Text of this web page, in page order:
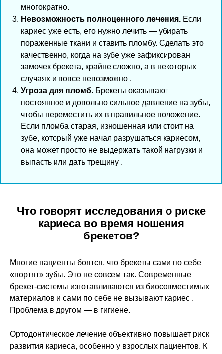
многократно.
Невозможность полноценного лечения. Если
кариес уже есть, его нужно лечить — убирать
пораженные ткани и ставить пломбу. Сделать это
качественно, когда на зубе уже зафиксирован
замочек брекета, крайне сложно, а в некоторых
случаях и вовсе невозможно .
Угроза для пломб. Брекеты оказывают
постоянное и довольно сильное давление на зубы,
чтобы переместить их в правильное положение.
Если пломба старая, изношенная или стоит на
зубе, который уже начал разрушаться кариесом,
она может просто не выдержать такой нагрузки и
выпасть или дать трещину .
Что говорят исследования о риске
кариеса во время ношения
брекетов?
Многие пациенты боятся, что брекеты сами по себе
«портят» зубы. Это не совсем так. Современные
брекет-системы изготавливаются из биосовместимых
материалов и сами по себе не вызывают кариес .
Проблема в другом — в гигиене.
Ортодонтическое лечение объективно повышает риск
развития кариеса, особенно у взрослых пациентов. К